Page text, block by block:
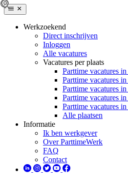
Werkzoekend
Direct inschrijven
Inloggen
Alle vacatures
Vacatures per plaats
Parttime vacatures
Parttime vacatures
Parttime vacatures
Parttime vacatures
Parttime vacatures
Alle plaatsen
Informatie
Ik ben werkgever
Over ParttimeWerk
FAQ
Contact